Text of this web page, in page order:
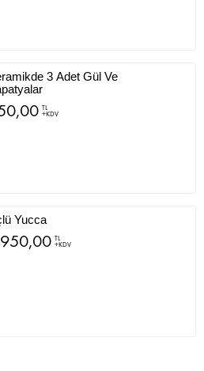
3 Adet Gül Ve
TL
+KDV
Yucca
TL
+KDV